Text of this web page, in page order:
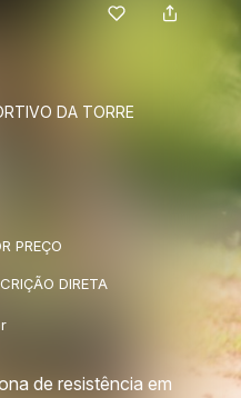
DA TORRE
PREÇO
DIRETA
de resistência em